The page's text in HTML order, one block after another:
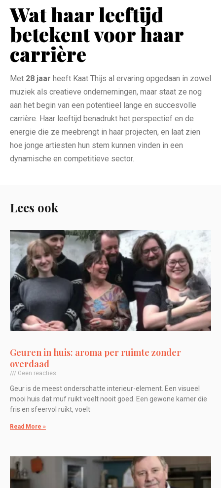
Wat haar leeftijd
betekent voor haar
carrière
Met 28 jaar heeft Kaat Thijs al ervaring opgedaan in zowel
muziek als creatieve ondernemingen, maar staat ze nog
aan het begin van een potentieel lange en succesvolle
carrière. Haar leeftijd benadrukt het perspectief en de
energie die ze meebrengt in haar projecten, en laat zien
hoe jonge artiesten hun stem kunnen vinden in een
dynamische en competitieve sector.
Lees ook
Geuren in huis: aroma per ruimte zonder
overdaad
Geen reacties
Geur is de meest onderschatte interieur-element. Een visueel
mooi huis dat muf ruikt voelt nooit goed. Een gewone kamer die
fris en sfeervol ruikt, voelt
Read More »